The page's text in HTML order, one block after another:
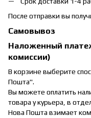
После отправки вы
Самовывоз
Наложенный
комиссии)
В корзине выберите
Пошта".
Вы можете оплатить
товара у курьера, в
Нова Пошта взимает